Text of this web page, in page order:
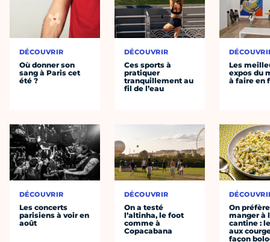
DÉCOUVRIR
Où donner son
sang à Paris cet
été ?
DÉCOUVRIR
Les concerts
parisiens à voir en
août
DÉCOUVRIR
Ces sports à
pratiquer
tranquillement au
fil de l’eau
DÉCOUVRIR
On a testé
l’altinha, le foot
comme à
Copacabana
Les
expos du
à faire en
On préfère
manger à
cantine :
aux
façon